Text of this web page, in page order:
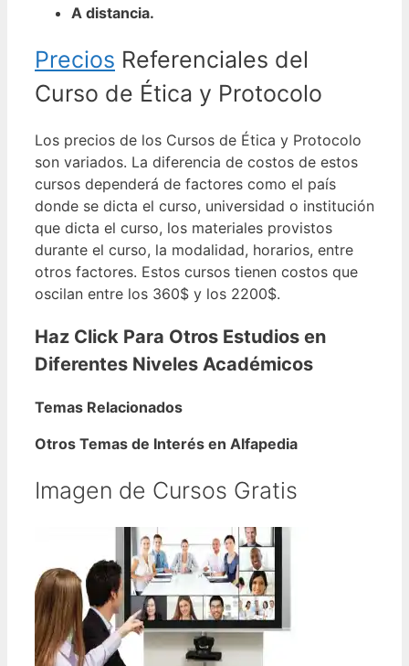
A distancia.
Precios Referenciales del
Curso de Ética y Protocolo
Los precios de los Cursos de Ética y Protocolo
son variados. La diferencia de costos de estos
cursos dependerá de factores como el país
donde se dicta el curso, universidad o institución
que dicta el curso, los materiales provistos
durante el curso, la modalidad, horarios, entre
otros factores. Estos cursos tienen costos que
oscilan entre los 360$ y los 2200$.
Haz Click Para Otros Estudios en
Diferentes Niveles Académicos
Temas Relacionados
Otros Temas de Interés en Alfapedia
Imagen de Cursos Gratis